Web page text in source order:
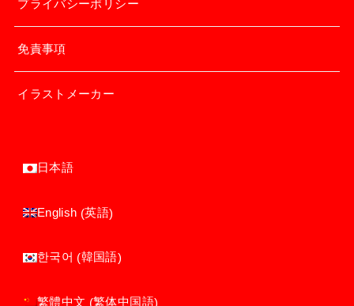
プライバシーポリシー
免責事項
イラストメーカー
日本語
English (英語)
한국어 (韓国語)
繁體中文 (繁体中国語)